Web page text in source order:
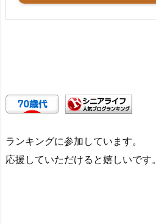
ランキングに参加しています。
応援していただけると嬉しいです。